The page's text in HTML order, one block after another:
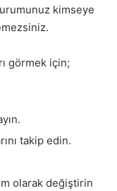
kimseye
görmek için;
takip edin.
olarak değiştirin